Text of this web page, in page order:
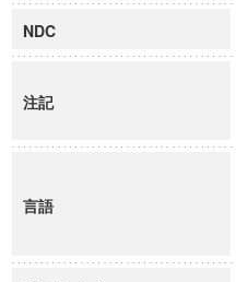
NDC
注記
言語